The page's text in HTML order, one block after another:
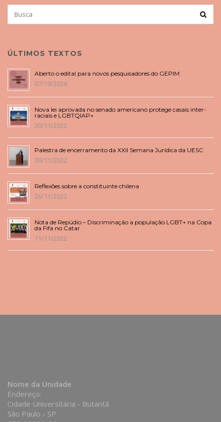
for:
BUSCA
ÚLTIMOS TEXTOS
Aberto o edital para novos pesquisadores do GEPIM
07/10/2024
Nova lei aprovada no senado americano protege casais inter-
raciais e LGBTQIAP+
30/11/2022
Palestra de encerramento da XXII Semana Jurídica da UESC
30/11/2022
Reflexões sobre a constituinte chilena
26/11/2022
Nota de Repúdio – Discriminação a população LGBT+ na Copa
da Fifa no Catar
11/11/2022
Nome da Unidade
Endereço:
Cidade Universitária - Butantã
São Paulo - SP